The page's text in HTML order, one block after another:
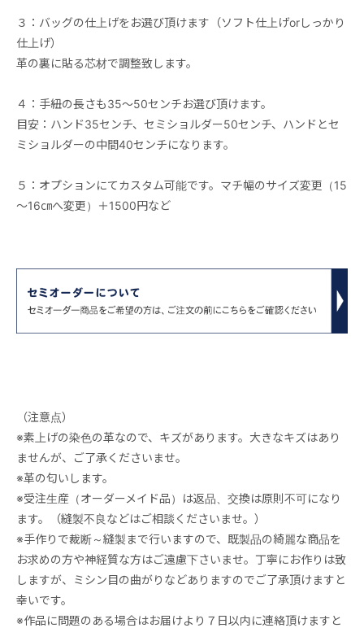
３：バッグの仕上げをお選び頂けます（ソフト仕上げorしっかり
仕上げ）
革の裏に貼る芯材で調整致します。
４：手紐の長さも35～50センチお選び頂けます。
目安：ハンド35センチ、セミショルダー50センチ、ハンドとセ
ミショルダーの中間40センチになります。
５：オプションにてカスタム可能です。マチ幅のサイズ変更（15
～16㎝へ変更）＋1500円など
（注意点）
※素上げの染色の革なので、キズがあります。大きなキズはあり
ませんが、ご了承くださいませ。
※革の匂いします。
※受注生産（オーダーメイド品）は返品、交換は原則不可になり
ます。（縫製不良などはご相談くださいませ。）
※手作りで裁断～縫製まで行いますので、既製品の綺麗な商品を
お求めの方や神経質な方はご遠慮下さいませ。丁寧にお作りは致
しますが、ミシン目の曲がりなどありますのでご了承頂けますと
幸いです。
※作品に問題のある場合はお届けより７日以内に連絡頂けますと